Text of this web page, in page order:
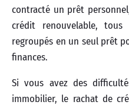
contracté un prêt
crédit renouvelable,
regroupés en un seul prêt
finances.
Si vous avez des
immobilier, le rachat de